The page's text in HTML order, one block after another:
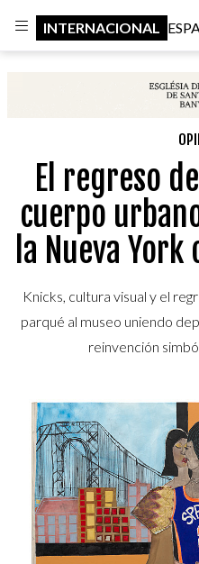
INTERNACIONAL
El regreso
cuerpo
la Nueva
Knicks, cultura visual y el
parqué al museo uniendo
reinvención